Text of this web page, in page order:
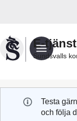
Sundsvalls
kommuns
e-
E-
Sundsvalls
Testa
och följa